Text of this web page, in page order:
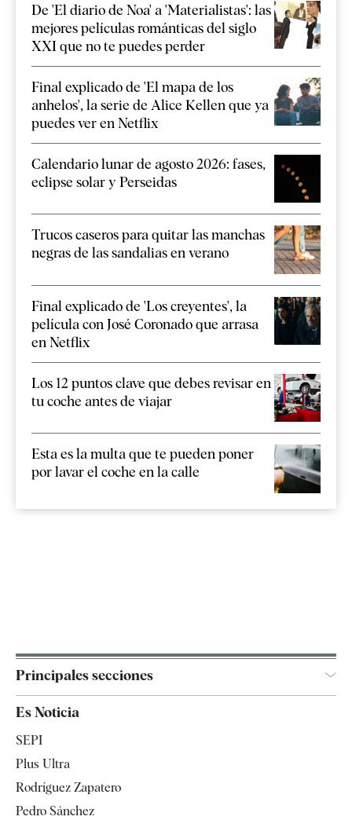
De 'El diario de Noa' a 'Materialistas': las
mejores películas románticas del siglo
XXI que no te puedes perder
Final explicado de 'El mapa de los
anhelos', la serie de Alice Kellen que ya
puedes ver en Netflix
Calendario lunar de agosto 2026: fases,
eclipse solar y Perseidas
Trucos caseros para quitar las manchas
negras de las sandalias en verano
Final explicado de 'Los creyentes', la
película con José Coronado que arrasa
en Netflix
Los 12 puntos clave que debes revisar en
tu coche antes de viajar
Esta es la multa que te pueden poner
por lavar el coche en la calle
Principales secciones
Televisión
Es Noticia
SEPI
Plus Ultra
Rodríguez Zapatero
Pedro Sánchez